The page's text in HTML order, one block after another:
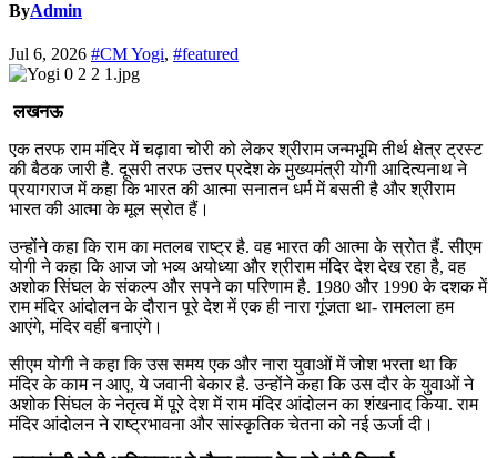
ByAdmin
Jul 6, 2026 #CM Yogi, #featured
लखनऊ
एक तरफ राम मंदिर में चढ़ावा चोरी को लेकर श्रीराम जन्मभूमि तीर्थ क्षेत्र ट्रस्ट
की बैठक जारी है. दूसरी तरफ उत्तर प्रदेश के मुख्यमंत्री योगी आदित्यनाथ ने
प्रयागराज में कहा कि भारत की आत्मा सनातन धर्म में बसती है और श्रीराम
भारत की आत्मा के मूल स्रोत हैं।
उन्होंने कहा कि राम का मतलब राष्ट्र है. वह भारत की आत्मा के स्रोत हैं. सीएम
योगी ने कहा कि आज जो भव्य अयोध्या और श्रीराम मंदिर देश देख रहा है, वह
अशोक सिंघल के संकल्प और सपने का परिणाम है. 1980 और 1990 के दशक में
राम मंदिर आंदोलन के दौरान पूरे देश में एक ही नारा गूंजता था- रामलला हम
आएंगे, मंदिर वहीं बनाएंगे।
सीएम योगी ने कहा कि उस समय एक और नारा युवाओं में जोश भरता था कि
मंदिर के काम न आए, ये जवानी बेकार है. उन्होंने कहा कि उस दौर के युवाओं ने
अशोक सिंघल के नेतृत्व में पूरे देश में राम मंदिर आंदोलन का शंखनाद किया. राम
मंदिर आंदोलन ने राष्ट्रभावना और सांस्कृतिक चेतना को नई ऊर्जा दी।